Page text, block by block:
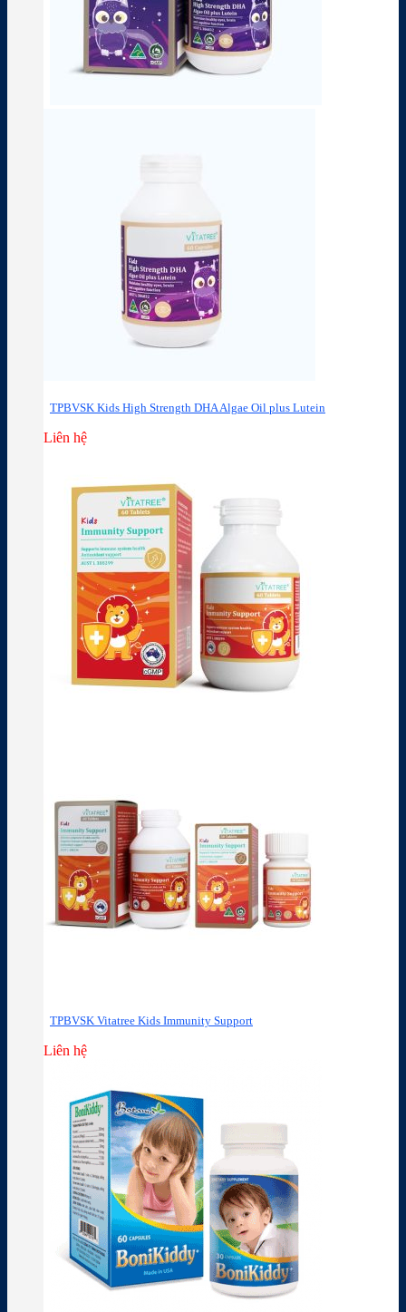
TPBVSK Kids High Strength DHA Algae Oil plus Lutein
Liên hệ
TPBVSK Vitatree Kids Immunity Support
Liên hệ